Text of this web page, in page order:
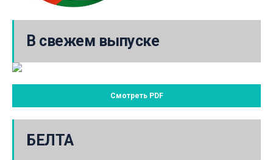
В свежем выпуске
Смотреть PDF
БЕЛТА